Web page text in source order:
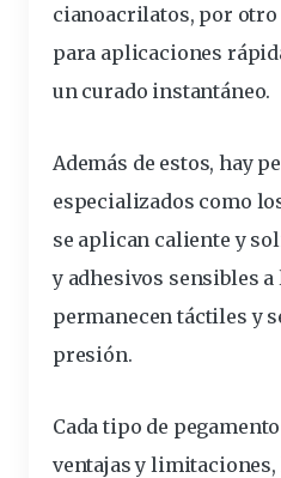
cianoacrilatos, por otro
para aplicaciones
un curado instantáneo.
Además de estos, hay
especializados como
se aplican caliente y
y adhesivos sensibles
permanecen táctiles y
presión.
Cada tipo de
ventajas y limitaciones,